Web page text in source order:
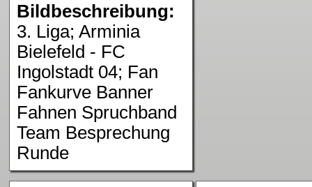
Bildbeschreibung:
3. Liga; Arminia
Bielefeld - FC
Ingolstadt 04; Fan
Fankurve Banner
Fahnen Spruchband
Team Besprechung
Runde